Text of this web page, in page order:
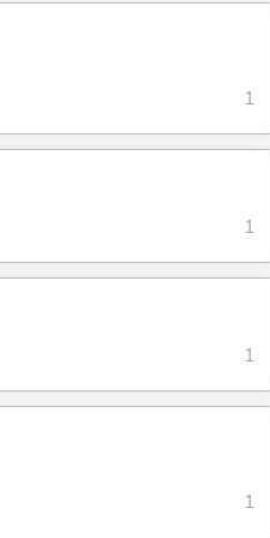
1
1
1
1